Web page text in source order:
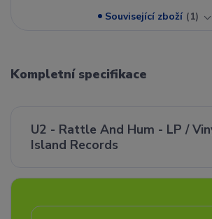
Související zboží
1
Kompletní specifikace
U2 - Rattle And Hum - LP /
Island Records